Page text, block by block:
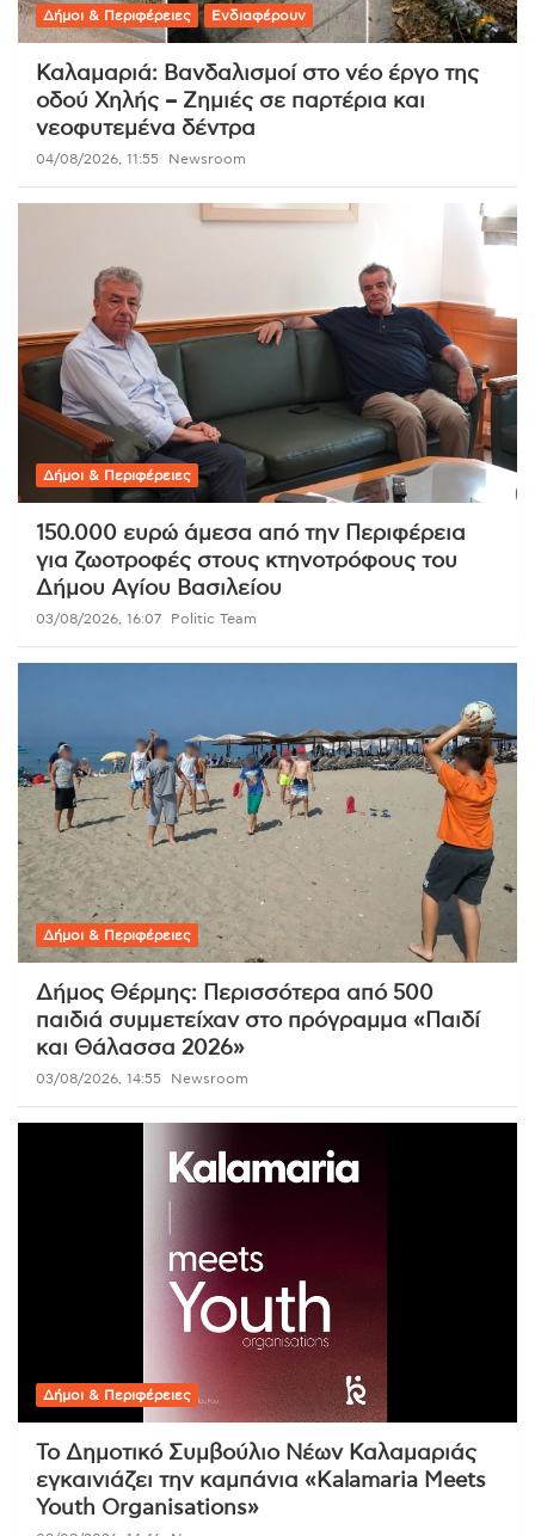
Δήμοι & Περιφέρειες Ενδιαφέρουν
Καλαμαριά: Βανδαλισμοί στο νέο έργο της
οδού Χηλής – Ζημιές σε παρτέρια και
νεοφυτεμένα δέντρα
04/08/2026, 11:55 Newsroom
Δήμοι & Περιφέρειες
150.000 ευρώ άμεσα από την Περιφέρεια
για ζωοτροφές στους κτηνοτρόφους του
Δήμου Αγίου Βασιλείου
03/08/2026, 16:07 Politic Team
Δήμοι & Περιφέρειες
Δήμος Θέρμης: Περισσότερα από 500
παιδιά συμμετείχαν στο πρόγραμμα «Παιδί
και Θάλασσα 2026»
03/08/2026, 14:55 Newsroom
Δήμοι & Περιφέρειες
Το Δημοτικό Συμβούλιο Νέων Καλαμαριάς
εγκαινιάζει την καμπάνια «Kalamaria Meets
Youth Organisations»